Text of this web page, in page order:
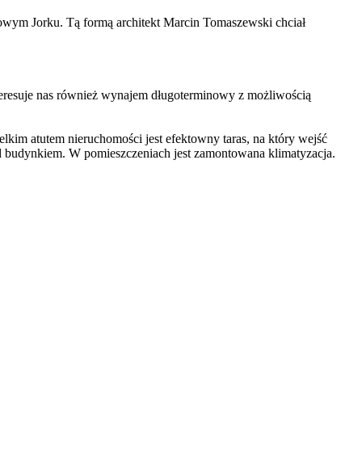
Jorku. Tą formą architekt Marcin Tomaszewski chciał
nas również wynajem długoterminowy z możliwością
atutem nieruchomości jest efektowny taras, na który wejść
W pomieszczeniach jest zamontowana klimatyzacja.